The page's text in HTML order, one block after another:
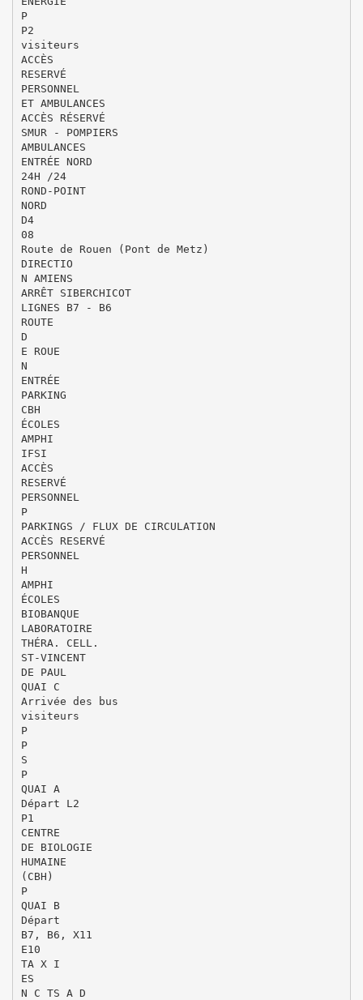
P
P2
visiteurs
ACCÈS
RESERVÉ
PERSONNEL
ET AMBULANCES
ACCÈS RÉSERVÉ
SMUR - POMPIERS
AMBULANCES
ENTRÉE NORD
24H /24
ROND-POINT
NORD
D4
08
Route de Rouen (Pont de Metz)
DIRECTIO
N AMIENS
ARRÊT SIBERCHICOT
LIGNES B7 - B6
ROUTE
D
E ROUE
N
ENTRÉE
PARKING
CBH
ÉCOLES
AMPHI
IFSI
ACCÈS
RESERVÉ
PERSONNEL
P
PARKINGS / FLUX DE CIRCULATION
ACCÈS RESERVÉ
PERSONNEL
H
AMPHI
ÉCOLES
BIOBANQUE
LABORATOIRE
THÉRA. CELL.
ST-VINCENT
DE PAUL
QUAI C
Arrivée des bus
visiteurs
P
P
S
P
QUAI A
Départ L2
P1
CENTRE
DE BIOLOGIE
HUMAINE
(CBH)
P
QUAI B
Départ
B7, B6, X11
E10
TA X I
ES
N C TS A D